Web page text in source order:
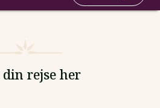
rejse her